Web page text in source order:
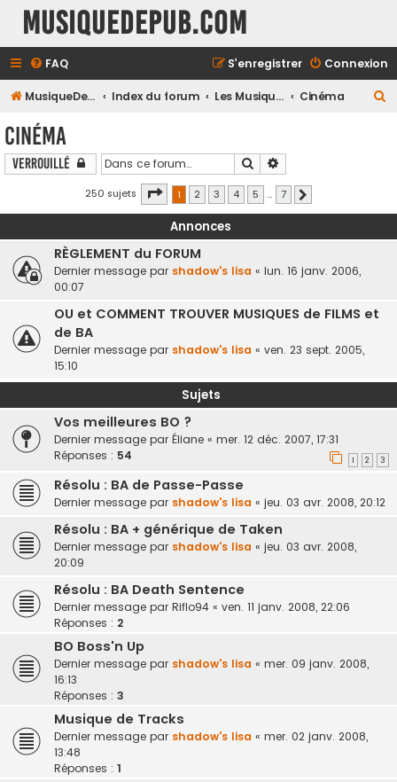
MusiqueDePub.com
FAQ Connexion
S’enregistrer
MusiqueDePub.com Index du forum Les Musiques Diverses Cinéma
r
Cinéma
Verrouillé Rechercher
250 sujets Page 1sur7
1 2 3 4 5 … 7
Annonces
RÈGLEMENT du FORUM
Dernier message par shadow's lisa « lun. 16 janv. 2006,
00:07
OU et COMMENT TROUVER MUSIQUES de FILMS et
de BA
Dernier message par shadow's lisa « ven. 23 sept. 2005,
15:10
Sujets
Vos meilleures BO ?
Dernier message par Éliane « mer. 12 déc. 2007, 17:31
Réponses : 54 1 2 3
Résolu : BA de Passe-Passe
Dernier message par shadow's lisa « jeu. 03 avr. 2008, 20:12
Résolu : BA + générique de Taken
Dernier message par shadow's lisa « jeu. 03 avr. 2008,
20:09
Résolu : BA Death Sentence
Dernier message par Riflo94 « ven. 11 janv. 2008, 22:06
Réponses : 2
BO Boss'n Up
Dernier message par shadow's lisa « mer. 09 janv. 2008,
16:13
Réponses : 3
Musique de Tracks
Dernier message par shadow's lisa « mer. 02 janv. 2008,
13:48
Réponses : 1